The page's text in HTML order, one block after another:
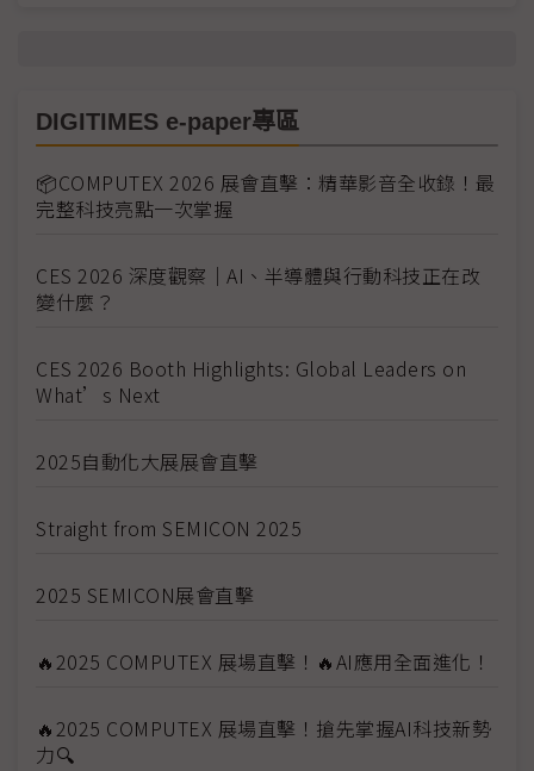
DIGITIMES e-paper專區
📦COMPUTEX 2026 展會直擊：精華影音全收錄！最
完整科技亮點一次掌握
CES 2026 深度觀察｜AI、半導體與行動科技正在改
變什麼？
CES 2026 Booth Highlights: Global Leaders on
What’s Next
2025自動化大展展會直擊
Straight from SEMICON 2025
2025 SEMICON展會直擊
🔥2025 COMPUTEX 展場直擊！🔥AI應用全面進化！
🔥2025 COMPUTEX 展場直擊！搶先掌握AI科技新勢
力🔍